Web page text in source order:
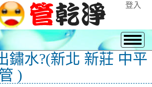
登入
鏽水?(新北 新莊 中平
)